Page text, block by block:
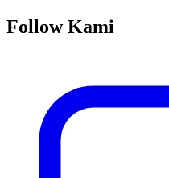
Follow Kami